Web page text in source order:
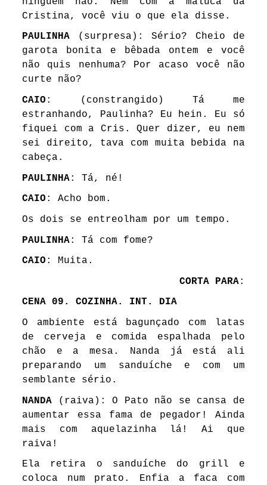
Cristina, você viu o que ela disse.
PAULINHA (surpresa): Sério? Cheio de
garota bonita e bêbada ontem e você
não quis nenhuma? Por acaso você não
curte não?
CAIO : (constrangido) Tá me
estranhando, Paulinha? Eu hein. Eu só
fiquei com a Cris. Quer dizer, eu nem
sei direito, tava com muita bebida na
cabeça.
PAULINHA: Tá, né!
CAIO : Acho bom.
Os dois se entreolham por um tempo.
PAULINHA: Tá com fome?
CAIO : Muita.
CORTA PARA:
CENA 09. COZINHA. INT. DIA
O ambiente está bagunçado com latas
de cerveja e comida espalhada pelo
chão e a mesa. Nanda já está ali
preparando um sanduíche e com um
semblante sério.
NANDA (raiva): O Pato não se cansa de
aumentar essa fama de pegador! Ainda
mais com aquelazinha lá! Ai que
raiva!
Ela retira o sanduíche do grill e
coloca num prato. Enfia a faca com